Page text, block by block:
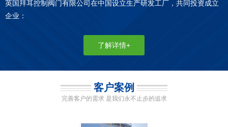
英国拜耳控制阀门有限公司在中国设立生产研发工厂，共同投资成立
企业：
了解详情+
客户案例
完善客户的需求 是我们永不止步的追求